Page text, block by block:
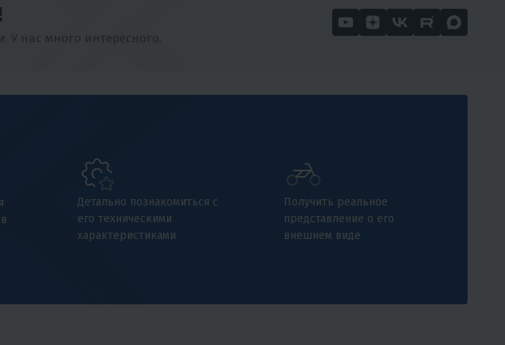
нас много интересного.
Детально познакомиться с
его техническими
характеристиками
Получить реальное
представление о его
внешнем виде